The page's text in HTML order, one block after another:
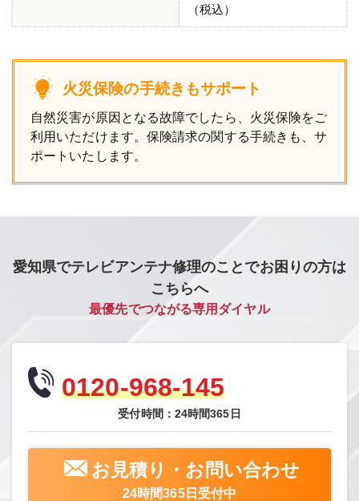
（税込）
火災保険の手続きもサポート
自然災害が原因となる故障でしたら、火災保険をご
利用いただけます。保険請求の関する手続きも、サ
ポートいたします。
愛知県でテレビアンテナ修理のことでお困りの方は
こちらへ
最優先でつながる専用ダイヤル
0120-968-145
受付時間：24時間365日
お見積り・お問い合わせ
24時間365日受付中